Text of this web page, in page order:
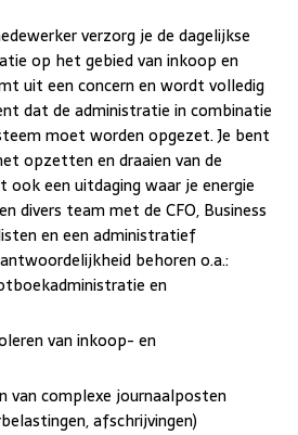
verzorg je de dagelijkse
op het gebied van inkoop en
uit een concern en wordt volledig
dat de administratie in combinatie
moet worden opgezet. Je bent
opzetten en draaien van de
ook een uitdaging waar je energie
divers team met de CFO, Business
en een administratief
behoren o.a.:
en
van inkoop- en
van complexe journaalposten
afschrijvingen)